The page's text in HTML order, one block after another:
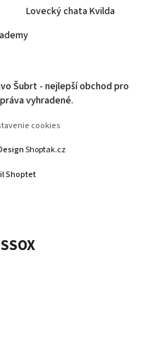
Lovecký chata Kvilda
Shoptet
Šubrt - nejlepší obchod pro
vyhradené.
cookies
Shoptak.cz